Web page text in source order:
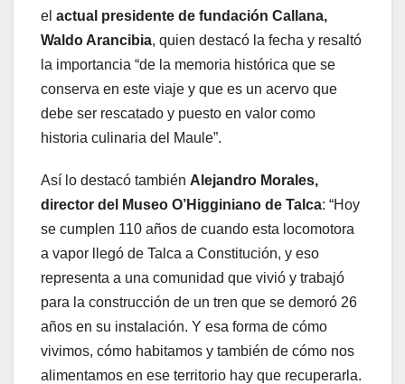
el actual presidente de fundación Callana,
Waldo Arancibia, quien destacó la fecha y resaltó
la importancia “de la memoria histórica que se
conserva en este viaje y que es un acervo que
debe ser rescatado y puesto en valor como
historia culinaria del Maule”.
Así lo destacó también Alejandro Morales,
director del Museo O’Higginiano de Talca: “Hoy
se cumplen 110 años de cuando esta locomotora
a vapor llegó de Talca a Constitución, y eso
representa a una comunidad que vivió y trabajó
para la construcción de un tren que se demoró 26
años en su instalación. Y esa forma de cómo
vivimos, cómo habitamos y también de cómo nos
alimentamos en ese territorio hay que recuperarla.